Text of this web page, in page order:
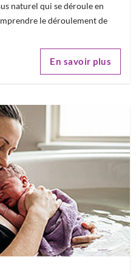
naturel qui se déroule en
le déroulement de
En savoir plus